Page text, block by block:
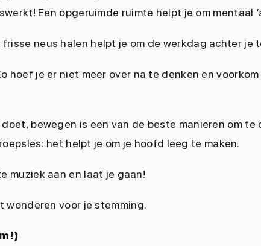
Een opgeruimde ruimte helpt je om mentaal
frisse neus halen helpt je om de werkdag achter je
hoef je er niet meer over na te denken en
bewegen is een van de beste manieren om te
het helpt je om je hoofd leeg te maken.
muziek aan en laat je gaan!
wonderen voor je stemming.